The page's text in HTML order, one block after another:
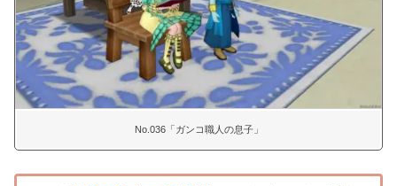
No.036「ガンコ職人の息子」